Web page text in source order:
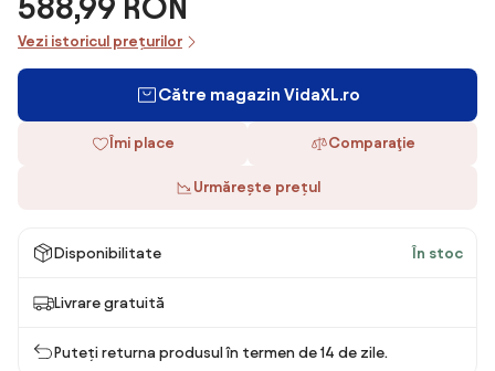
Vezi istoricul prețurilor
Către magazin VidaXL.ro
Îmi place Comparaţie
Urmărește prețul
Disponibilitate În stoc
Livrare gratuită
Puteți returna produsul în termen de 14 de zile.